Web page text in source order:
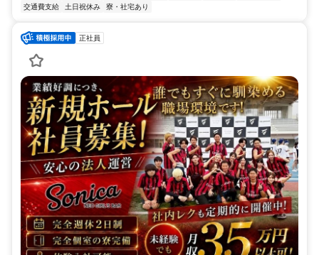
交通費支給
土日祝休み 寮・社宅あり
正社員